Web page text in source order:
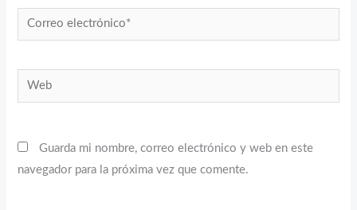
Correo
electrónico*
Web
Guarda mi nombre, correo electrónico y web en este
navegador para la próxima vez que comente.